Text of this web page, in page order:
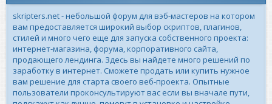
skripters.net - небольшой форум для вэб-мастеров на котором
вам предоставляется широкий выбор скриптов, плагинов,
стилей и много чего еще для запуска собственного проекта:
интернет-магазина, форума, корпоративного сайта,
продающего лендинга. Здесь вы найдете много решений по
заработку в интернет. Сможете продать или купить нужное
вам решение для старта своего веб-проекта. Опытные
пользователи проконсультируют вас если вы вначале пути,